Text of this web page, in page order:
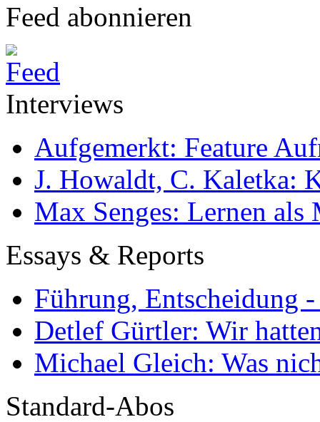
Feed abonnieren
Interviews
Aufgemerkt: Feature
J. Howaldt, C. Kaletka:
Max Senges: Lernen als
Essays & Reports
Führung, Entscheidung
Detlef Gürtler: Wir
Michael Gleich: Was
Standard-Abos